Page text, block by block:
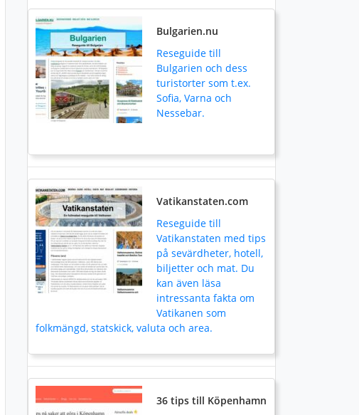
Bulgarien.nu
Reseguide till
Bulgarien och dess
turistorter som t.ex.
Sofia, Varna och
Nessebar.
Vatikanstaten.com
Reseguide till
Vatikanstaten med tips
på sevärdheter, hotell,
biljetter och mat. Du
kan även läsa
intressanta fakta om
Vatikanen som
folkmängd, statskick, valuta och area.
36 tips till Köpenhamn